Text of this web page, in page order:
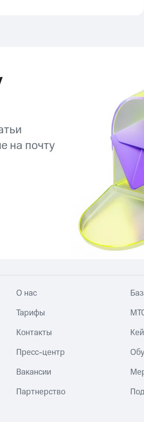
на почту
О нас
Тарифы
Контакты
Пресс-центр
Вакансии
Партнерство